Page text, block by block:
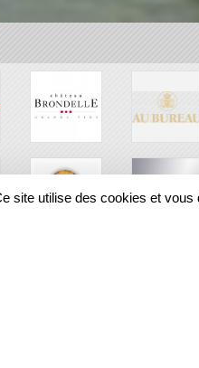
site utilise des cookies et